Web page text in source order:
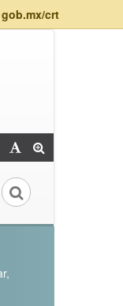
crt